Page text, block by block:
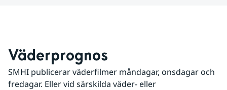
Väderprognos
SMHI publicerar väderfilmer måndagar, onsdagar och
fredagar. Eller vid särskilda väder- eller